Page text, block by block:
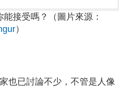
接受嗎？
（圖片來源：
）
也已討論不少，不管是人像